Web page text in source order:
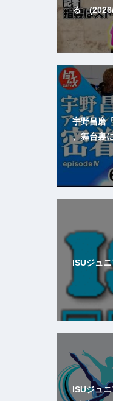
る
宇野昌磨
、舞台裏
ISUジュ
ISUジュ